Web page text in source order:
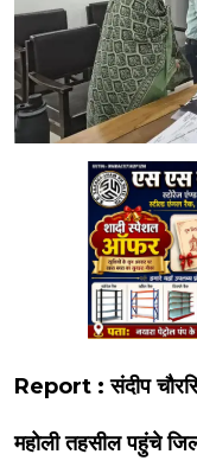
Report : संदीप
महोली तहसील पहुंचे